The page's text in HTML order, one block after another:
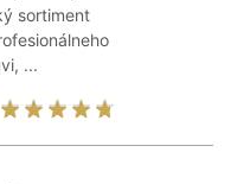
sortiment
...